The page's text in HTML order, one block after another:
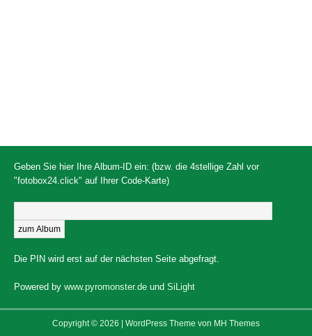
Geben Sie hier Ihre Album-ID ein: (bzw. die 4stellige Zahl vor
"fotobox24.click" auf Ihrer Code-Karte)
Die PIN wird erst auf der nächsten Seite abgefragt.
Powered by www.pyromonster.de und SiLight
Copyright © 2026 | WordPress Theme von MH Themes